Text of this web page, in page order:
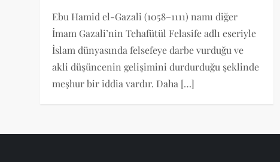
Ebu Hamid el-Gazali (1058–1111) namı diğer
İmam Gazali’nin Tehafütül Felasife adlı eseriyle
İslam dünyasında felsefeye darbe vurduğu ve
akli düşüncenin gelişimini durdurduğu şeklinde
meşhur bir iddia vardır. Daha […]